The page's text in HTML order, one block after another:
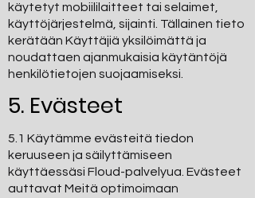
käytetyt mobiililaitteet tai selaimet,
käyttöjärjestelmä, sijainti. Tällainen tieto
kerätään Käyttäjiä yksilöimättä ja
noudattaen ajanmukaisia käytäntöjä
henkilötietojen suojaamiseksi.
5. Evästeet
5.1 Käytämme evästeitä tiedon
keruuseen ja säilyttämiseen
käyttäessäsi Floud-palvelyua. Evästeet
auttavat Meitä optimoimaan